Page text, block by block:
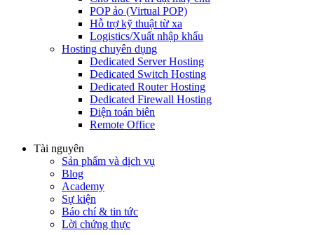
POP ảo (Virtual POP)
Hỗ trợ kỹ thuật từ xa
Logistics/Xuất nhập khẩu
Hosting chuyên dụng
Dedicated Server Hosting
Dedicated Switch Hosting
Dedicated Router Hosting
Dedicated Firewall Hosting
Điện toán biên
Remote Office
Tài nguyên
Sản phẩm và dịch vụ
Blog
Academy
Sự kiện
Báo chí & tin tức
Lời chứng thực